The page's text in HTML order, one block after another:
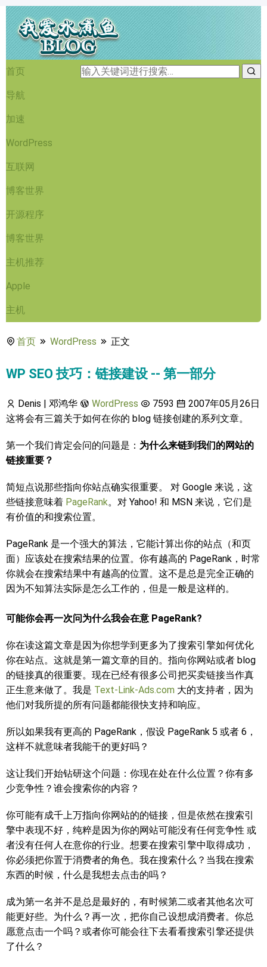
首页
导航
加速
WordPress
互联网
博客世界
开源程序
博客世界
主机推荐
Apple
主机
首页 WordPress 正文
WP SEO 技巧：链接建设 -- 第一部分
Denis | 邓鸿华 WordPress 7593
2007年05月26日
这将会有三篇关于如何在你的 blog 链接创建的系列文章。
第一个我们肯定会问的问题是： 为什么来链到我们的网站的
链接重要？
简短点说那些指向你站点确实很重要。 对 Google 来说，这
些链接意味着 PageRank。对 Yahoo! 和 MSN 来说，它们是
有价值的和搜索位置。
PageRank 是一个强大的算法，它能计算出你的站点（和页
面）应该处在搜索结果的位置。你有越高的 PageRank，时常
你就会在搜索结果中有越高的位置。这不是总是完全正确的
因为不知算法实际是怎么工作的，但是一般是这样的。
可能你会再一次问为什么我会在意 PageRank?
你在读这篇文章是因为你想学到更多为了搜索引擎如何优化
你在站点。这就是第一篇文章的目的。指向你网站或者 blog
的链接真的很重要。现在已经有很多公司把买卖链接当作真
正生意来做了。我是 Text-Link-Ads.com 大的支持者，因为
他们对我所提的所有问题都能很快支持和响应。
所以如果我有更高的 PageRank，假设 PageRank 5 或者 6，
这样不就意味者我能干的更好吗？
这让我们开始钻研这个问题：你现在处在什么位置？你有多
少竞争性？谁会搜索你的内容？
你可能有成千上万指向你网站的的链接，但是依然在搜索引
擎中表现不好，纯粹是因为你的网站可能没有任何竞争性 或
者没有任何人在意你的行业。想要在搜索引擎中取得成功，
你必须把你置于消费者的角色。我在搜索什么？当我在搜索
东西的时候，什么是我想去点击的吗？
成为第一名并不是总是最好的，有时候第二或者其他名次可
能更好些。为什么？再一次，把你自己设想成消费者。你总
愿意点击一个吗？或者你可能会往下去看看搜索引擎还提供
了什么？